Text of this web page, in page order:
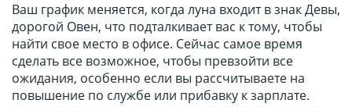
Ваш график меняется, когда луна входит в знак Девы,
дорогой Овен, что подталкивает вас к тому, чтобы
найти свое место в офисе. Сейчас самое время
сделать все возможное, чтобы превзойти все
ожидания, особенно если вы рассчитываете на
повышение по службе или прибавку к зарплате.